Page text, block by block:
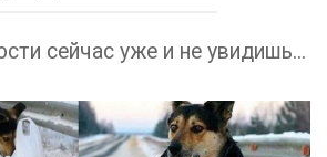
сейчас уже и не увидишь...